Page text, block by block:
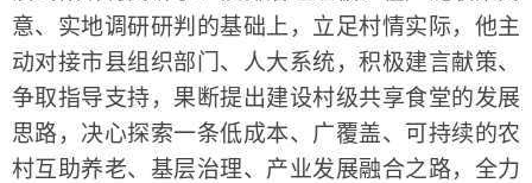
意、实地调研研判的基础上，立足村情实际，他主
动对接市县组织部门、人大系统，积极建言献策、
争取指导支持，果断提出建设村级共享食堂的发展
思路，决心探索一条低成本、广覆盖、可持续的农
村互助养老、基层治理、产业发展融合之路，全力